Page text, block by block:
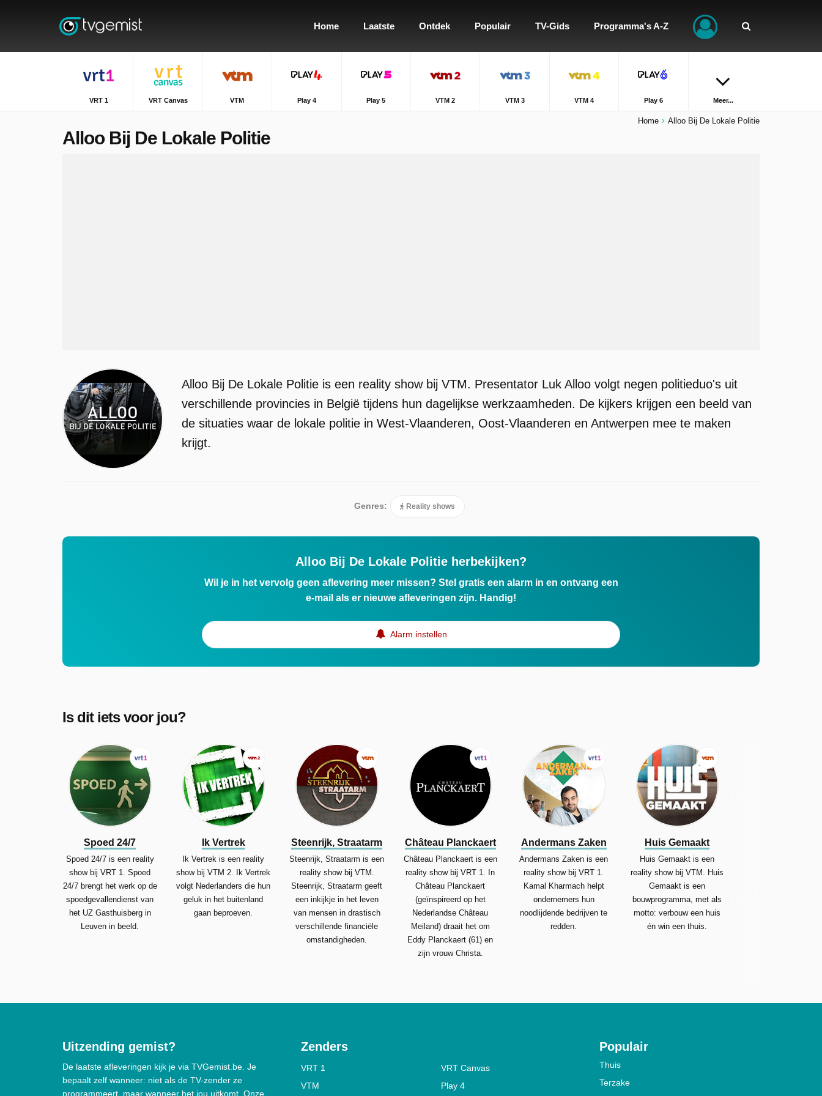
Home Laatste Ontdek Populair TV-Gids Programma's A-Z
VRT 1 VRT Canvas VTM Play 4 Play 5 VTM 2 VTM 3 VTM 4 Play 6 Meer...
Home Alloo Bij De Lokale Politie
Alloo Bij De Lokale Politie
Alloo Bij De Lokale Politie is een reality show bij VTM. Presentator Luk Alloo volgt negen politieduo's uit
verschillende provincies in België tijdens hun dagelijkse werkzaamheden. De kijkers krijgen een beeld van
de situaties waar de lokale politie in West-Vlaanderen, Oost-Vlaanderen en Antwerpen mee te maken
krijgt.
Genres: Reality shows
Alloo Bij De Lokale Politie herbekijken?
Wil je in het vervolg geen aflevering meer missen? Stel gratis een alarm in en ontvang een
e-mail als er nieuwe afleveringen zijn. Handig!
Alarm instellen
Is dit iets voor jou?
Spoed 24/7
Spoed 24/7 is een reality
show bij VRT 1. Spoed
24/7 brengt het werk op de
spoedgevallendienst van
het UZ Gasthuisberg in
Leuven in beeld.
Ik Vertrek
Ik Vertrek is een reality
show bij VTM 2. Ik Vertrek
volgt Nederlanders die hun
geluk in het buitenland
gaan beproeven.
Steenrijk, Straatarm
Steenrijk, Straatarm is een
reality show bij VTM.
Steenrijk, Straatarm geeft
een inkijkje in het leven
van mensen in drastisch
verschillende financiële
omstandigheden.
Château Planckaert
Château Planckaert is een
reality show bij VRT 1. In
Château Planckaert
(geïnspireerd op het
Nederlandse Château
Meiland) draait het om
Eddy Planckaert (61) en
zijn vrouw Christa.
Andermans Zaken
Andermans Zaken is een
reality show bij VRT 1.
Kamal Kharmach helpt
ondernemers hun
noodlijdende bedrijven te
redden.
Huis Gemaakt
Huis Gemaakt is een
reality show bij VTM. Huis
Gemaakt is een
bouwprogramma, met als
motto: verbouw een huis
én win een thuis.
Uitzending gemist?
De laatste afleveringen kijk je via TVGemist.be. Je
bepaalt zelf wanneer: niet als de TV-zender ze
programmeert, maar wanneer het jou uitkomt. Onze
Zenders
VRT 1
VRT Canvas
VTM
Play 4
Populair
Thuis
Terzake